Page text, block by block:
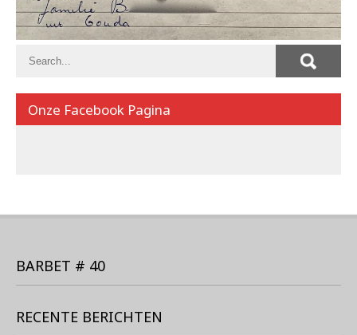
Onze Facebook Pagina
BARBET # 40
RECENTE BERICHTEN